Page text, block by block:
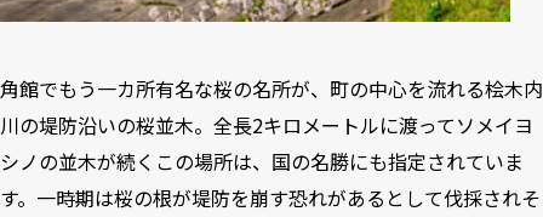
角館でもう一カ所有名な桜の名所が、町の中心を流れる桧木内
川の堤防沿いの桜並木。全長2キロメートルに渡ってソメイヨ
シノの並木が続くこの場所は、国の名勝にも指定されていま
す。一時期は桜の根が堤防を崩す恐れがあるとして伐採されそ